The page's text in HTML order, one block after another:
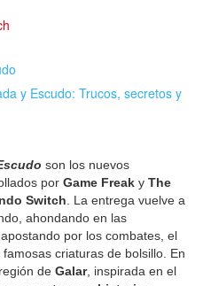
y Escudo: Trucos, secretos y
son los nuevos
por Game Freak yThe
Switch . La entrega vuelve a
ahondando en las
por los combates, el
criaturas de bolsillo. En
deGalar, inspirada en el